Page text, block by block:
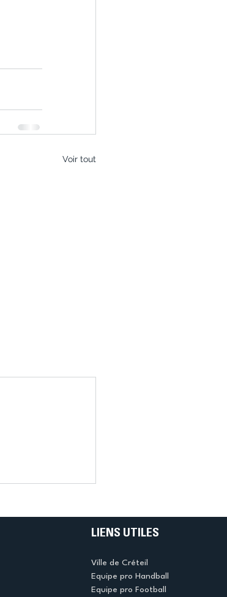
Voir tout
LIENS UTILES
Ville de Créteil
Equipe pro Handball
Equipe pro Football